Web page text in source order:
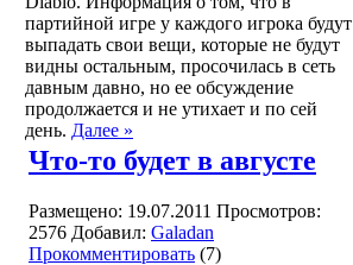
партийной игре у каждого игрока будут
выпадать свои вещи, которые не будут
видны остальным, просочилась в сеть
давным давно, но ее обсуждение
продолжается и не утихает и по сей
день. Далее »
Что-то будет в августе
Размещено: 19.07.2011 Просмотров:
2576 Добавил: Galadan
Прокомментировать (7)